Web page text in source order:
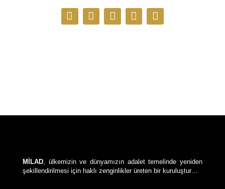
MİLAD, ülkemizin ve dünyamızın adalet temelinde yeniden
şekillendirilmesi için haklı zenginlikler üreten bir kuruluştur…